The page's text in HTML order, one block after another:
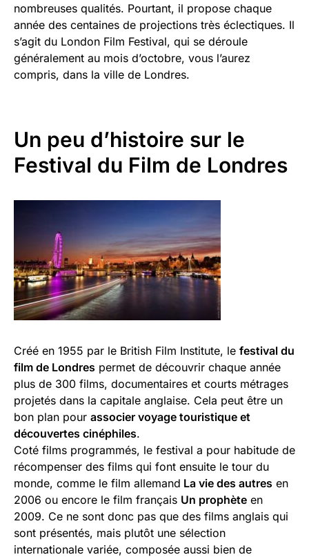
nombreuses qualités. Pourtant, il propose chaque
année des centaines de projections très éclectiques. Il
s’agit du London Film Festival, qui se déroule
généralement au mois d’octobre, vous l’aurez
compris, dans la ville de Londres.
Un peu d’histoire sur le
Festival du Film de Londres
Créé en 1955 par le British Film Institute, le festival du
film de Londres permet de découvrir chaque année
plus de 300 films, documentaires et courts métrages
projetés dans la capitale anglaise. Cela peut être un
bon plan pour associer voyage touristique et
découvertes cinéphiles.
Coté films programmés, le festival a pour habitude de
récompenser des films qui font ensuite le tour du
monde, comme le film allemand La vie des autres en
2006 ou encore le film français Un prophète en
2009. Ce ne sont donc pas que des films anglais qui
sont présentés, mais plutôt une sélection
internationale variée, composée aussi bien de